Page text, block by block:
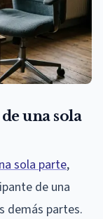
una sola
sola parte,
de una
demás partes.